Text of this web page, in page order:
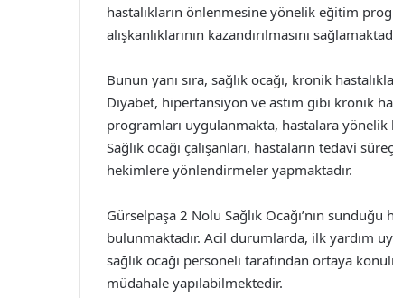
hastalıkların önlenmesine yönelik eğitim
alışkanlıklarının kazandırılmasını
Bunun yanı sıra, sağlık ocağı, kronik
Diyabet, hipertansiyon ve astım gibi kronik
programları uygulanmakta, hastalara yönelik
Sağlık ocağı çalışanları, hastaların tedavi
hekimlere yönlendirmeler yapmaktadır.
Gürselpaşa 2 Nolu Sağlık Ocağı’nın
bulunmaktadır. Acil durumlarda, ilk yardım
sağlık ocağı personeli tarafından ortaya
müdahale yapılabilmektedir.